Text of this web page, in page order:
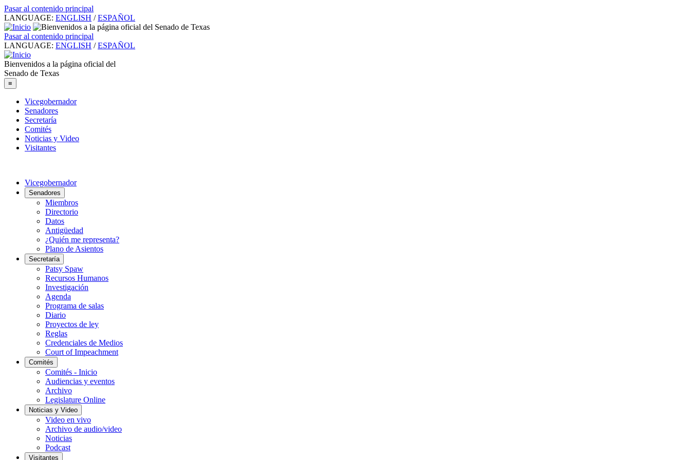
Pasar al contenido principal
LANGUAGE: ENGLISH / ESPAÑOL
Pasar al contenido principal
LANGUAGE: ENGLISH / ESPAÑOL
Bienvenidos a la página oficial del
Senado de Texas
≡
Vicegobernador
Senadores
Secretaría
Comités
Noticias y Video
Visitantes
Vicegobernador
Senadores
Miembros
Directorio
Datos
Antigüedad
¿Quién me representa?
Plano de Asientos
Secretaría
Patsy Spaw
Recursos Humanos
Investigación
Agenda
Programa de salas
Diario
Proyectos de ley
Reglas
Credenciales de Medios
Court of Impeachment
Comités
Comités - Inicio
Audiencias y eventos
Archivo
Legislature Online
Noticias y Video
Video en vivo
Archivo de audio/video
Noticias
Podcast
Visitantes